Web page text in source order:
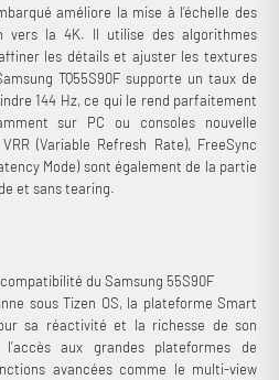
améliore la mise à l’échelle des
vers la 4K. Il utilise des algorithmes
les détails et ajuster les textures
TQ55S90F supporte un taux de
144 Hz, ce qui le rend parfaitement
sur PC ou consoles nouvelle
(Variable Refresh Rate), FreeSync
Mode) sont également de la partie
et sans tearing.
du Samsung 55S90F
sous Tizen OS, la plateforme Smart
sa réactivité et la richesse de son
aux grandes plateformes de
avancées comme le multi-view